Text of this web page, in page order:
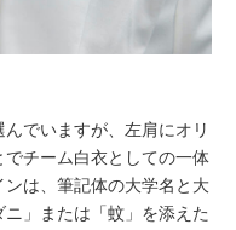
でいますが、左肩にオリ
チーム白衣としての一体
は、筆記体の大学名と大
」または「蚊」を添えた